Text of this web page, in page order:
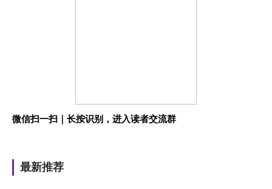
微信扫一扫｜长按识别，进入读者交流群
最新推荐